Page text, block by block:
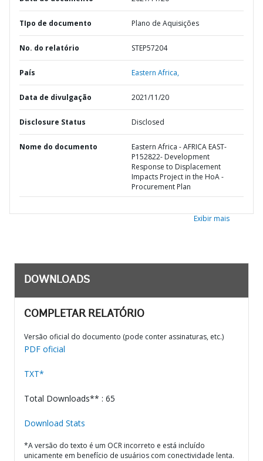
TIpo de documento Plano de Aquisições
No. do relatório STEP57204
País Eastern Africa,
Data de divulgação 2021/11/20
Disclosure Status Disclosed
Nome do documento
Eastern Africa - AFRICA EAST-
P152822- Development
Response to Displacement
Impacts Project in the HoA -
Procurement Plan
Exibir mais
DOWNLOADS
COMPLETAR RELATÓRIO
Versão oficial do documento (pode conter assinaturas, etc.)
PDF oficial
TXT*
Total Downloads** : 65
Download Stats
*A versão do texto é um OCR incorreto e está incluído
unicamente em benefício de usuários com conectividade lenta.